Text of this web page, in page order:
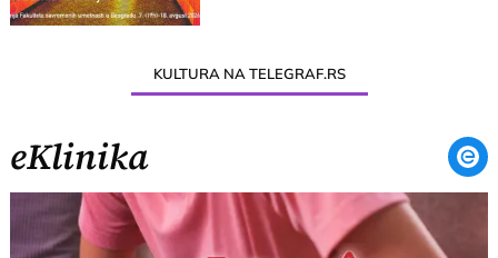
KULTURA NA TELEGRAF.RS
eKlinika